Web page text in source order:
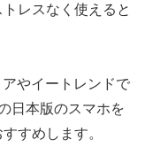
レスなく使えると
やイートレンドで
日本版のスマホを
すめします。